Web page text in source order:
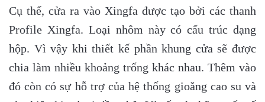
Cụ thể, cửa ra vào Xingfa được tạo bởi các thanh
Profile Xingfa. Loại nhôm này có cấu trúc dạng
hộp. Vì vậy khi thiết kế phần khung cửa sẽ được
chia làm nhiều khoảng trống khác nhau. Thêm vào
đó còn có sự hỗ trợ của hệ thống gioăng cao su và